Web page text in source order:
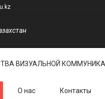
ВИЗУАЛЬНОЙ
О нас Контакты